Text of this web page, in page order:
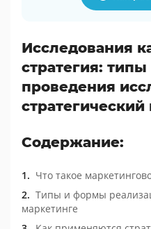
Исследования
стратегия:
проведения
Содержание:
Что такое
Типы и формы
маркетинге